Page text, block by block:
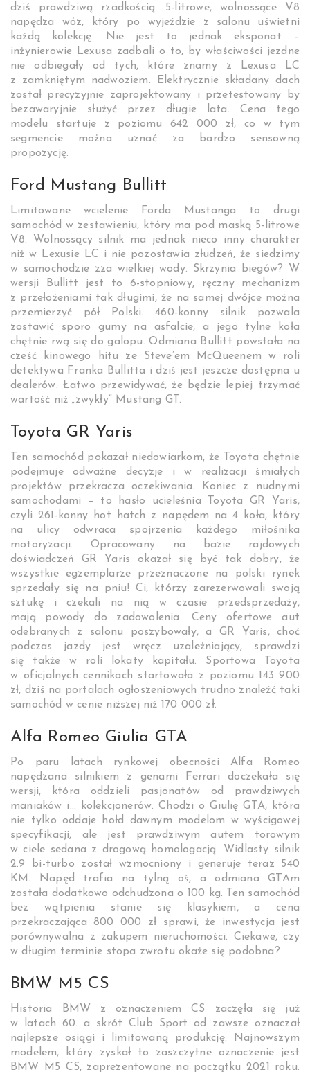
dziś prawdziwą rzadkością. 5-litrowe, wolnossące V8
napędza wóz, który po wyjeździe z salonu uświetni
każdą kolekcję. Nie jest to jednak eksponat –
inżynierowie Lexusa zadbali o to, by właściwości jezdne
nie odbiegały od tych, które znamy z Lexusa LC
z zamkniętym nadwoziem. Elektrycznie składany dach
został precyzyjnie zaprojektowany i przetestowany by
bezawaryjnie służyć przez długie lata. Cena tego
modelu startuje z poziomu 642 000 zł, co w tym
segmencie można uznać za bardzo sensowną
propozycję.
Ford Mustang Bullitt
Limitowane wcielenie Forda Mustanga to drugi
samochód w zestawieniu, który ma pod maską 5-litrowe
V8. Wolnossący silnik ma jednak nieco inny charakter
niż w Lexusie LC i nie pozostawia złudzeń, że siedzimy
w samochodzie zza wielkiej wody. Skrzynia biegów? W
wersji Bullitt jest to 6-stopniowy, ręczny mechanizm
z przełożeniami tak długimi, że na samej dwójce można
przemierzyć pół Polski. 460-konny silnik pozwala
zostawić sporo gumy na asfalcie, a jego tylne koła
chętnie rwą się do galopu. Odmiana Bullitt powstała na
cześć kinowego hitu ze Steve’em McQueenem w roli
detektywa Franka Bullitta i dziś jest jeszcze dostępna u
dealerów. Łatwo przewidywać, że będzie lepiej trzymać
wartość niż „zwykły” Mustang GT.
Toyota GR Yaris
Ten samochód pokazał niedowiarkom, że Toyota chętnie
podejmuje odważne decyzje i w realizacji śmiałych
projektów przekracza oczekiwania. Koniec z nudnymi
samochodami – to hasło ucieleśnia Toyota GR Yaris,
czyli 261-konny hot hatch z napędem na 4 koła, który
na ulicy odwraca spojrzenia każdego miłośnika
motoryzacji. Opracowany na bazie rajdowych
doświadczeń GR Yaris okazał się być tak dobry, że
wszystkie egzemplarze przeznaczone na polski rynek
sprzedały się na pniu! Ci, którzy zarezerwowali swoją
sztukę i czekali na nią w czasie przedsprzedaży,
mają powody do zadowolenia. Ceny ofertowe aut
odebranych z salonu poszybowały, a GR Yaris, choć
podczas jazdy jest wręcz uzależniający, sprawdzi
się także w roli lokaty kapitału. Sportowa Toyota
w oficjalnych cennikach startowała z poziomu 143 900
zł, dziś na portalach ogłoszeniowych trudno znaleźć taki
samochód w cenie niższej niż 170 000 zł.
Alfa Romeo Giulia GTA
Po paru latach rynkowej obecności Alfa Romeo
napędzana silnikiem z genami Ferrari doczekała się
wersji, która oddzieli pasjonatów od prawdziwych
maniaków i… kolekcjonerów. Chodzi o Giulię GTA, która
nie tylko oddaje hołd dawnym modelom w wyścigowej
specyfikacji, ale jest prawdziwym autem torowym
w ciele sedana z drogową homologacją. Widlasty silnik
2.9 bi-turbo został wzmocniony i generuje teraz 540
KM. Napęd trafia na tylną oś, a odmiana GTAm
została dodatkowo odchudzona o 100 kg. Ten samochód
bez wątpienia stanie się klasykiem, a cena
przekraczająca 800 000 zł sprawi, że inwestycja jest
porównywalna z zakupem nieruchomości. Ciekawe, czy
w długim terminie stopa zwrotu okaże się podobna?
BMW M5 CS
Historia BMW z oznaczeniem CS zaczęła się już
w latach 60. a skrót Club Sport od zawsze oznaczał
najlepsze osiągi i limitowaną produkcję. Najnowszym
modelem, który zyskał to zaszczytne oznaczenie jest
BMW M5 CS, zaprezentowane na początku 2021 roku.